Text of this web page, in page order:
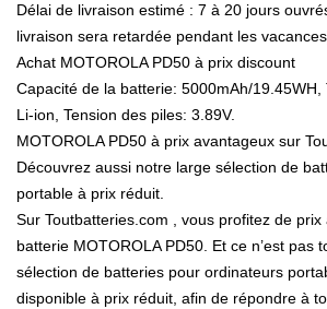
Délai de livraison estimé : 7 à 20 jours
livraison sera retardée pendant les
Achat MOTOROLA PD50 à prix discount
Capacité de la batterie: 5000mAh/19.45WH,
Li-ion, Tension des piles: 3.89V.
MOTOROLA PD50 à prix avantageux sur
Découvrez aussi notre large sélection de
portable à prix réduit.
Sur Toutbatteries.com , vous profitez de
batterie MOTOROLA PD50. Et ce n’est pas
sélection de batteries pour ordinateurs
disponible à prix réduit, afin de répondre à